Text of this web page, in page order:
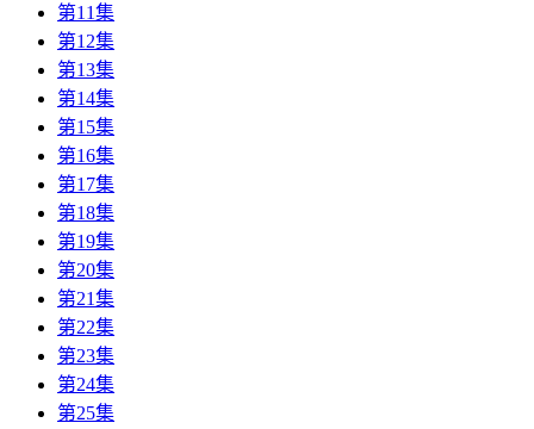
第11集
第12集
第13集
第14集
第15集
第16集
第17集
第18集
第19集
第20集
第21集
第22集
第23集
第24集
第25集